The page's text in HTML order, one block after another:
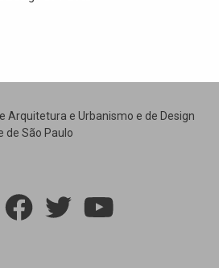
Arquitetura e Urbanismo e de Design
de São Paulo